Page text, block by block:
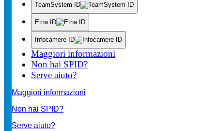
TeamSystem ID
Etna ID
Infocamere ID
Maggiori informazioni
Non hai SPID?
Serve aiuto?
Maggiori informazioni
Non hai SPID?
Serve aiuto?